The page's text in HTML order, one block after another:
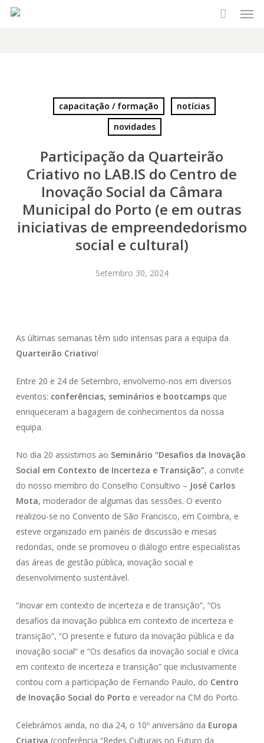
Skip
capacitação / formação
notícias
novidades
Participação da Quarteirão
Criativo no LAB.IS do Centro de
Inovação Social da Câmara
Municipal do Porto (e em outras
iniciativas de empreendedorismo
social e cultural)
Setembro 30, 2024
As últimas semanas têm sido intensas para a equipa da
Quarteirão Criativo!
Entre 20 e 24 de Setembro, envolvemo-nos em diversos
eventos: conferências, seminários e bootcampsque
enriqueceram a bagagem de conhecimentos da nossa
equipa.
No dia 20 assistimos ao Seminário “Desafios da Inovação
Social em Contexto de Incerteza e Transição”, a convite
do nosso membro do Conselho Consultivo – José Carlos
Mota, moderador de algumas das sessões. O evento
realizou-se no Convento de São Francisco, em Coimbra, e
esteve organizado em painéis de discussão e mesas
redondas, onde se promoveu o diálogo entre especialistas
das áreas de gestão pública, inovação social e
desenvolvimento sustentável.
“Inovar em contexto de incerteza e de transição”, “Os
desafios da inovação pública em contexto de incerteza e
transição”, “O presente e futuro da inovação pública e da
inovação social” e “Os desafi­os da inovação social e cívica
em contexto de incerteza e transição” que inclusivamente
contou com a participação de Fernando Paulo, do Centro
de Inovação Social do Porto e vereador na CM do Porto.
Celebrámos ainda, no dia 24, o 10º aniversário da Europa
Criativa (conferência “Redes Culturais no Futuro da